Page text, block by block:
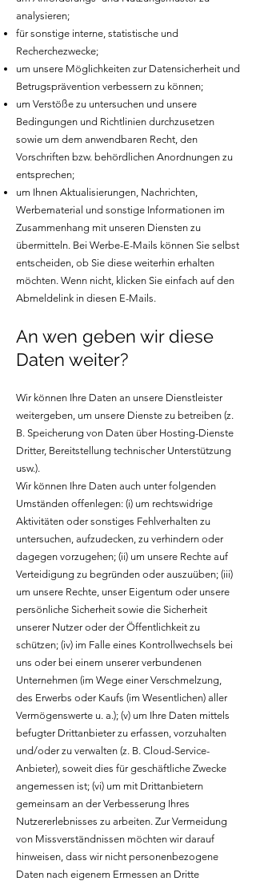
analysieren;
für sonstige interne, statistische und
Recherchezwecke;
um unsere Möglichkeiten zur Datensicherheit und
Betrugsprävention verbessern zu können;
um Verstöße zu untersuchen und unsere
Bedingungen und Richtlinien durchzusetzen
sowie um dem anwendbaren Recht, den
Vorschriften bzw. behördlichen Anordnungen zu
entsprechen;
um Ihnen Aktualisierungen, Nachrichten,
Werbematerial und sonstige Informationen im
Zusammenhang mit unseren Diensten zu
übermitteln. Bei Werbe-E-Mails können Sie selbst
entscheiden, ob Sie diese weiterhin erhalten
möchten. Wenn nicht, klicken Sie einfach auf den
Abmeldelink in diesen E-Mails.
An wen geben wir diese
Daten weiter?
Wir können Ihre Daten an unsere Dienstleister
weitergeben, um unsere Dienste zu betreiben (z.
B. Speicherung von Daten über Hosting-Dienste
Dritter, Bereitstellung technischer Unterstützung
usw.).
Wir können Ihre Daten auch unter folgenden
Umständen offenlegen: (i) um rechtswidrige
Aktivitäten oder sonstiges Fehlverhalten zu
untersuchen, aufzudecken, zu verhindern oder
dagegen vorzugehen; (ii) um unsere Rechte auf
Verteidigung zu begründen oder auszuüben; (iii)
um unsere Rechte, unser Eigentum oder unsere
persönliche Sicherheit sowie die Sicherheit
unserer Nutzer oder der Öffentlichkeit zu
schützen; (iv) im Falle eines Kontrollwechsels bei
uns oder bei einem unserer verbundenen
Unternehmen (im Wege einer Verschmelzung,
des Erwerbs oder Kaufs (im Wesentlichen) aller
Vermögenswerte u. a.); (v) um Ihre Daten mittels
befugter Drittanbieter zu erfassen, vorzuhalten
und/oder zu verwalten (z. B. Cloud-Service-
Anbieter), soweit dies für geschäftliche Zwecke
angemessen ist; (vi) um mit Drittanbietern
gemeinsam an der Verbesserung Ihres
Nutzererlebnisses zu arbeiten. Zur Vermeidung
von Missverständnissen möchten wir darauf
hinweisen, dass wir nicht personenbezogene
Daten nach eigenem Ermessen an Dritte